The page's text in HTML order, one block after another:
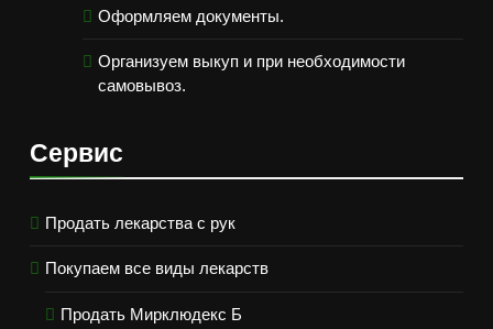
Оформляем документы.
Организуем выкуп и при необходимости
самовывоз.
Сервис
Продать лекарства с рук
Покупаем все виды лекарств
Продать Мирклюдекс Б